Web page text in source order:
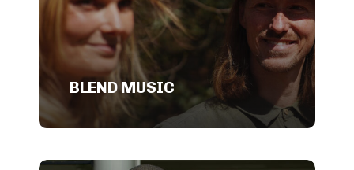
BLEND MUSIC